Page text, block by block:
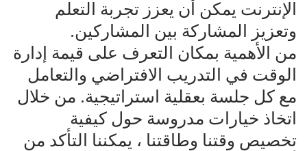
الإنترنت يمكن أن يعزز تجربة التعلم
وتعزيز المشاركة بين المشاركين.
من الأهمية بمكان التعرف على قيمة إدارة
الوقت في التدريب الافتراضي والتعامل
مع كل جلسة بعقلية استراتيجية. من خلال
اتخاذ خيارات مدروسة حول كيفية
تخصيص وقتنا وطاقتنا ، يمكننا التأكد من